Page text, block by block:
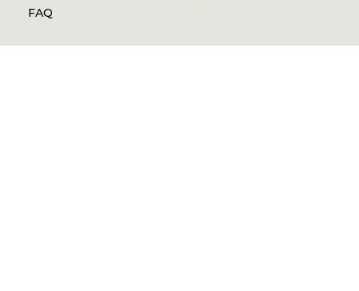
FAQ